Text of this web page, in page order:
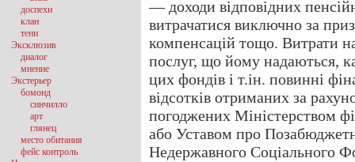
— доходи відповідних
витрачатися виключно за
компенсацій тощо. Витрати
послуг, що йому надаються,
цих фондів і т.ін. повинні
відсотків отриманих за
погоджених Міністерством
або Уставом про
Недержавного Соціального
доспехи
клан
тени
Эксклюзив
диалог
мнение
Экстерьер
бомонд
синчилло
арт
глянец
место обитания
фейс контроль